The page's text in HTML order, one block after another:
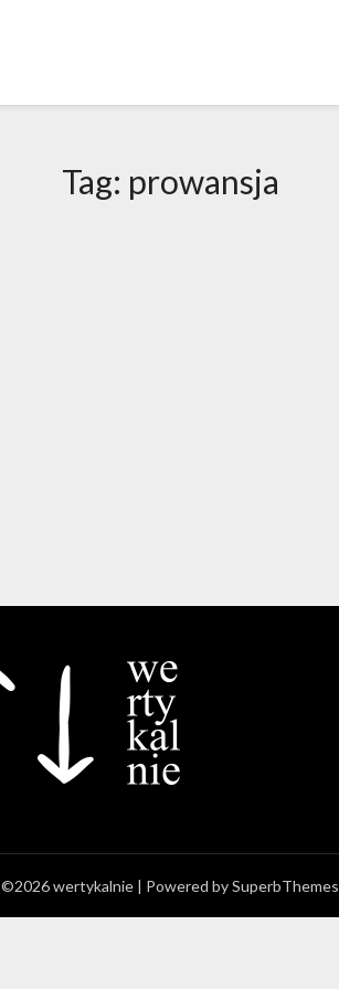
Tag: prowansja
©2026 wertykalnie | Powered bySuperbThemes